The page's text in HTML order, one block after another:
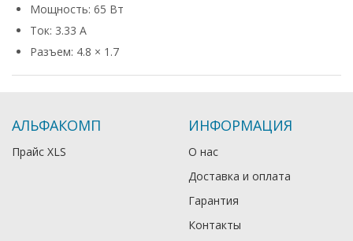
Мощность: 65 Вт
Ток: 3.33 А
Разъем: 4.8 × 1.7
АЛЬФАКОМП
Прайс XLS
ИНФОРМАЦИЯ
О нас
Доставка и оплата
Гарантия
Контакты